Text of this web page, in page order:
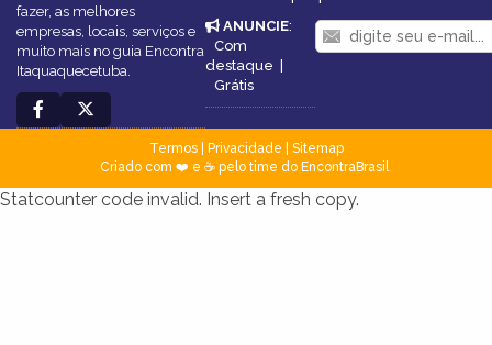
fazer, as melhores
empresas, locais, serviços e
muito mais no guia Encontra
Itaquaquecetuba.
ANUNCIE:
Com
destaque
Grátis
Termos| Privacidade
Sitemap
Criado com ❤️ e ☕ pelo time do EncontraBrasil
Statcounter code invalid. Insert a fresh copy.